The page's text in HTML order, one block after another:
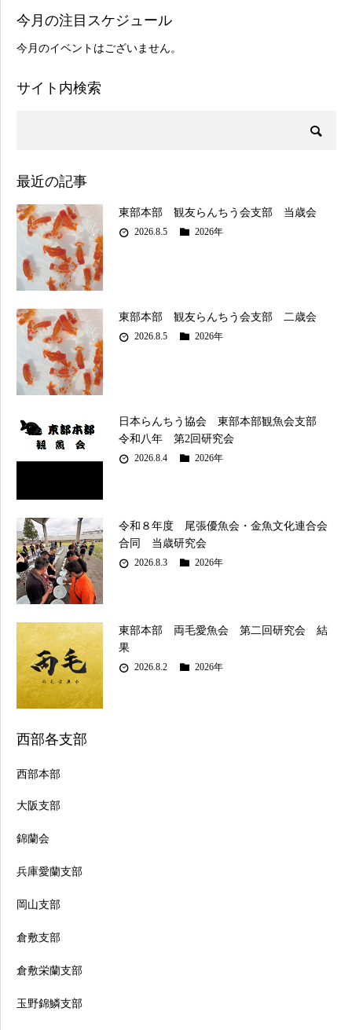
今月の注目スケジュール
今月のイベントはございません。
サイト内検索
最近の記事
東部本部 観友らんちう会支部 当歳会
2026.8.5 2026年
東部本部 観友らんちう会支部 二歳会
2026.8.5 2026年
日本らんちう協会 東部本部観魚会支部
令和八年 第2回研究会
2026.8.4 2026年
令和８年度 尾張優魚会・金魚文化連合会
合同 当歳研究会
2026.8.3 2026年
東部本部 両毛愛魚会 第二回研究会 結
果
2026.8.2 2026年
西部各支部
西部本部
大阪支部
錦蘭会
兵庫愛蘭支部
岡山支部
倉敷支部
倉敷栄蘭支部
玉野錦鱗支部